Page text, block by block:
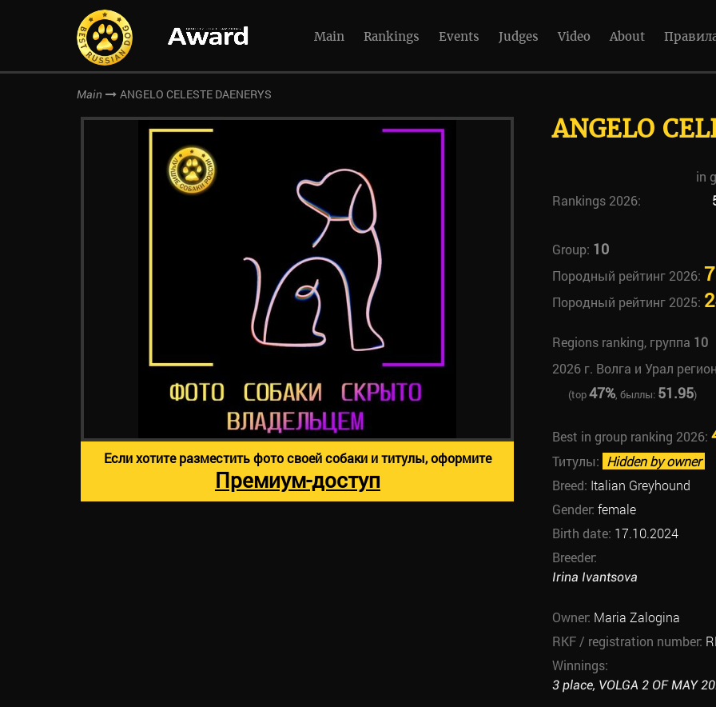
Main Rankings Events Judges Video About
Main ANGELO CELESTE DAENERYS
ANGELO
in
Rankings 2026:
Group: 10
Породный рейтинг 2026: 7
Породный рейтинг 2025:
Regions ranking, группа 10
2026 г. Волга и Урал
(top47%, быллы: 51.95)
Best in group ranking 2026:
Титулы: Hidden by owner
Breed: Italian Greyhound
Gender: female
Birth date: 17.10.2024
Breeder:
Irina Ivantsova
Owner: Maria Zalogina
RKF / registration number:
Winnings:
3 place, VOLGA 2 OF MAY
Если хотите разместить фото своей собаки и титулы, оформите
Премиум-доступ